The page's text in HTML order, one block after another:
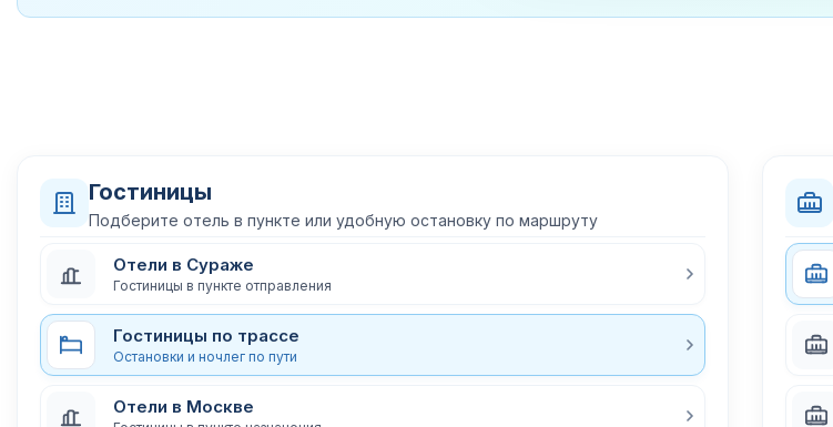
Гостиницы
Подберите отель в пункте или удобную остановку по маршруту
Отели в Сураже
Гостиницы в пункте отправления
Гостиницы по трассе
Остановки и ночлег по пути
Отели в Москве